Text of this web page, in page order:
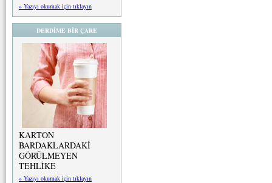
» Yazıyı okumak için tıklayın
DERDİME BİR ÇARE
KARTON
BARDAKLARDAKİ
GÖRÜLMEYEN
TEHLİKE
» Yazıyı okumak için tıklayın